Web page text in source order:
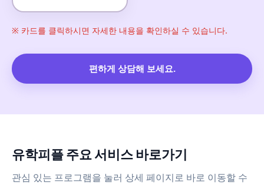
※ 카드를 클릭하시면 자세한 내용을 확인하실 수 있습니다.
편하게 상담해 보세요.
유학피플 주요 서비스 바로가기
관심 있는 프로그램을 눌러 상세 페이지로 바로 이동할 수